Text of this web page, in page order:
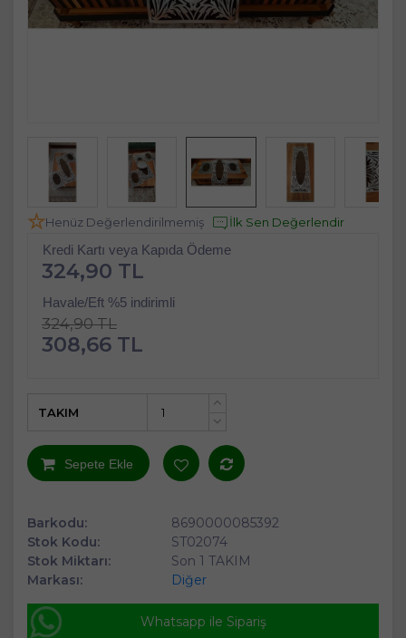
Henüz Değerlendirilmemiş İlk Sen Değerlendir
Kredi Kartı veya Kapıda Ödeme
324,90 TL
Havale/Eft %5 indirimli
324,90 TL
308,66 TL
+
TAKIM
Sepete Ekle
Barkodu:
8690000085392
Stok Kodu:
ST02074
Stok Miktarı:
Son 1 TAKIM
Markası:
Diğer
Whatsapp ile Sipariş